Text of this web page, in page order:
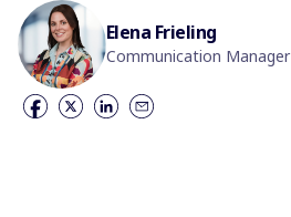
Elena Frieling
Communication Manager